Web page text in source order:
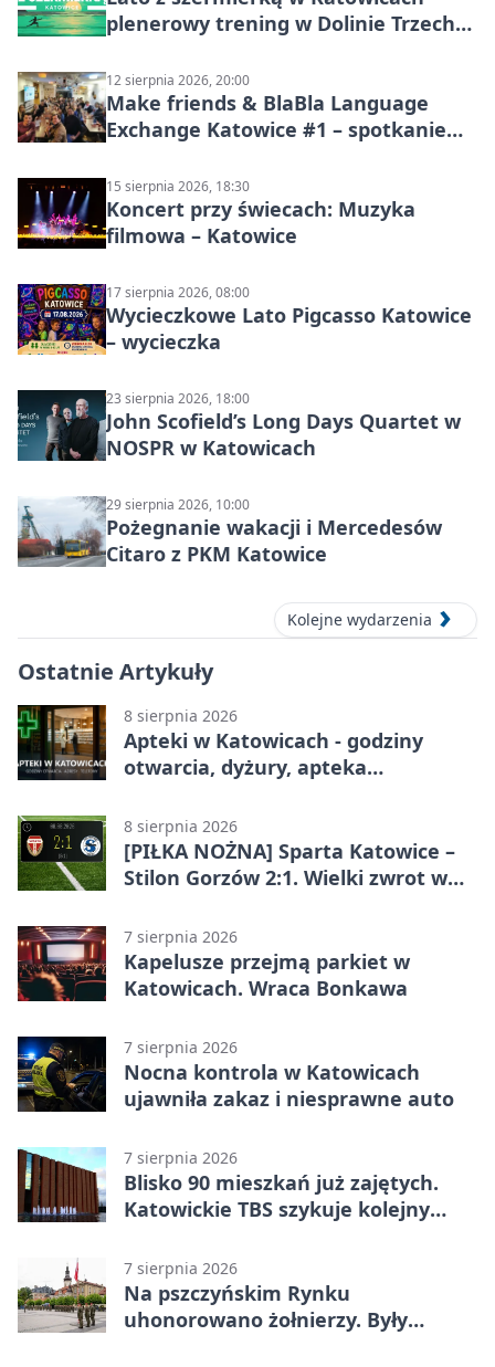
plenerowy trening w Dolinie Trzech
12 sierpnia 2026, 20:00
Make friends & BlaBla Language
Exchange Katowice #1 – spotkanie
15 sierpnia 2026, 18:30
Koncert przy świecach: Muzyka
filmowa – Katowice
17 sierpnia 2026, 08:00
Wycieczkowe Lato Pigcasso Katowice
– wycieczka
23 sierpnia 2026, 18:00
John Scofield’s Long Days Quartet w
NOSPR w Katowicach
29 sierpnia 2026, 10:00
Pożegnanie wakacji i Mercedesów
Citaro z PKM Katowice
Kolejne wydarzenia
Ostatnie Artykuły
8 sierpnia 2026
Apteki w Katowicach - godziny
otwarcia, dyżury, apteka
8 sierpnia 2026
[PIŁKA NOŻNA] Sparta Katowice –
Stilon Gorzów 2:1. Wielki zwrot w
7 sierpnia 2026
Kapelusze przejmą parkiet w
Katowicach. Wraca Bonkawa
7 sierpnia 2026
Nocna kontrola w Katowicach
ujawniła zakaz i niesprawne auto
7 sierpnia 2026
Blisko 90 mieszkań już zajętych.
Katowickie TBS szykuje kolejny
7 sierpnia 2026
Na pszczyńskim Rynku
uhonorowano żołnierzy. Były